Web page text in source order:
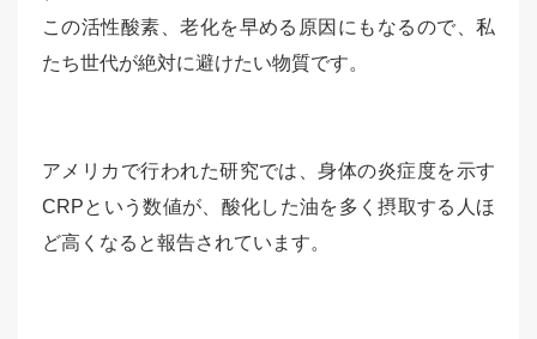
この活性酸素、老化を早める原因にもなるので、私
たち世代が絶対に避けたい物質です。
アメリカで行われた研究では、身体の炎症度を示す
CRPという数値が、酸化した油を多く摂取する人ほ
ど高くなると報告されています。